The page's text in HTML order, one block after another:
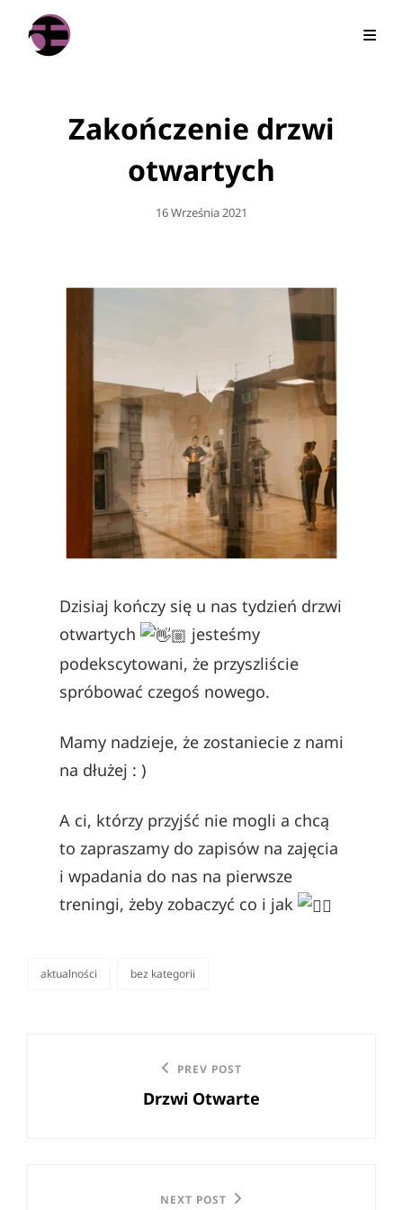
Zakończenie drzwi
otwartych
Posted
16 Września 2021
Dzisiaj kończy się u nas tydzień drzwi
otwartych
jesteśmy
podekscytowani, że przyszliście
spróbować czegoś nowego.
Mamy nadzieje, że zostaniecie z nami
na dłużej : )
A ci, którzy przyjść nie mogli a chcą
to zapraszamy do zapisów na zajęcia
i wpadania do nas na pierwsze
treningi, żeby zobaczyć co i jak
aktualności bez kategorii
PREV POST
Drzwi Otwarte
NEXT POST